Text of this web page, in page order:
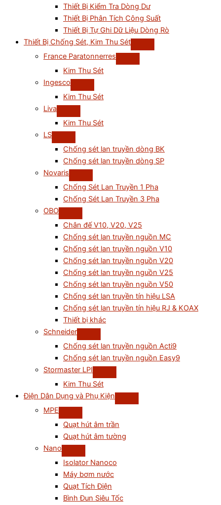
Thiết Bị Kiểm Tra Dòng Dư
Thiết Bị Phân Tích Công Suất
Thiết Bị Tự Ghi Dữ Liệu Dòng Rò
Thiết Bị Chống Sét, Kim Thu Sét
France Paratonnerres
Kim Thu Sét
Ingesco
Kim Thu Sét
Liva
Kim Thu Sét
LS
Chống sét lan truyền dòng BK
Chống sét lan truyền dòng SP
Novaris
Chống Sét Lan Truyền 1 Pha
Chống Sét Lan Truyền 3 Pha
OBO
Chân đế V10, V20, V25
Chống sét lan truyền nguồn MC
Chống sét lan truyền nguồn V10
Chống sét lan truyền nguồn V20
Chống sét lan truyền nguồn V25
Chống sét lan truyền nguồn V50
Chống sét lan truyền tín hiệu LSA
Chống sét lan truyền tín hiệu RJ & KOAX
Thiết bị khác
Schneider
Chống sét lan truyền nguồn Acti9
Chống sét lan truyền nguồn Easy9
Stormaster LPI
Kim Thu Sét
Điện Dân Dụng và Phụ Kiện
MPE
Quạt hút âm trần
Quạt hút âm tường
Nano
Isolator Nanoco
Máy bơm nước
Quạt Tích Điện
Bình Đun Siêu Tốc